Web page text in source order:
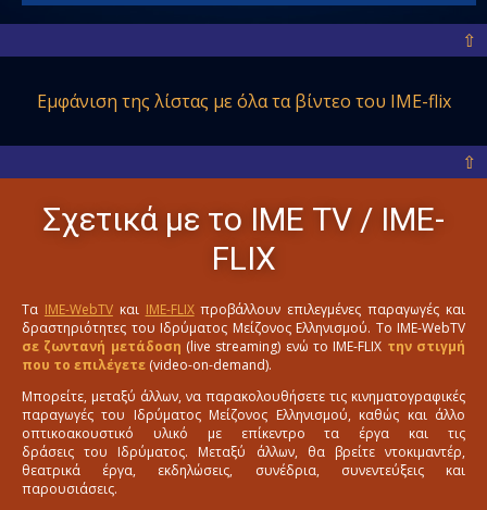
⇧
Εμφάνιση της λίστας με όλατα βίντεο του IME-flix
⇧
Σχετικά με το ΙΜΕ ΤV / IME-
FLIX
Τα IME-WebTVκαι IME-FLIXπροβάλλουν επιλεγμένες παραγωγές και
δραστηριότητες του Ιδρύματος Μείζονος Ελληνισμού. Το IME-WebTV
σε ζωντανή μετάδοση (live streaming) ενώ το IME-FLIX την στιγμή
που το επιλέγετε (video-on-demand).
Μπορείτε, μεταξύ άλλων, να παρακολουθήσετε τις κινηματογραφικές
παραγωγές του Ιδρύματος Μείζονος Ελληνισμού, καθώς και άλλο
οπτικοακουστικό υλικό με επίκεντρο τα έργα και τις
δράσεις του Ιδρύματος. Μεταξύ άλλων, θα βρείτε ντοκιμαντέρ,
θεατρικά έργα, εκδηλώσεις, συνέδρια, συνεντεύξεις και
παρουσιάσεις.